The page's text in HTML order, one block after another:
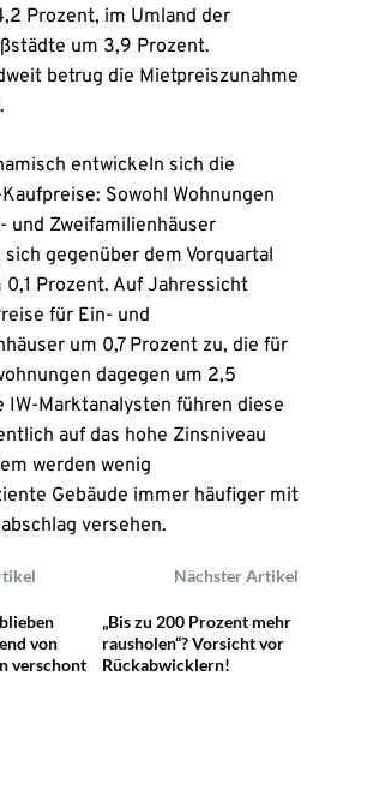
Prozent, im Umland der
um 3,9 Prozent.
betrug die Mietpreiszunahme
entwickeln sich die
Sowohl Wohnungen
und Zweifamilienhäuser
gegenüber dem Vorquartal
0,1 Prozent. Auf Jahressicht
für Ein- und
um 0,7 Prozent zu, die für
dagegen um 2,5
IW-Marktanalysten führen diese
auf das hohe Zinsniveau
werden wenig
Gebäude immer häufiger mit
versehen.
Nächster Artikel
von
verschont
„Bis zu 200 Prozent mehr
rausholen“? Vorsicht vor
Rückabwicklern!